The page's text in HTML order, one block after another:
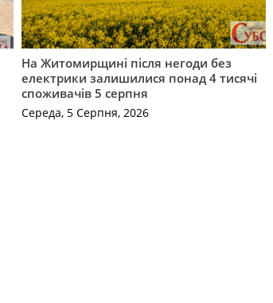
На Житомирщині після негоди без
електрики залишилися понад 4 тисячі
споживачів 5 серпня
Середа, 5 Серпня, 2026